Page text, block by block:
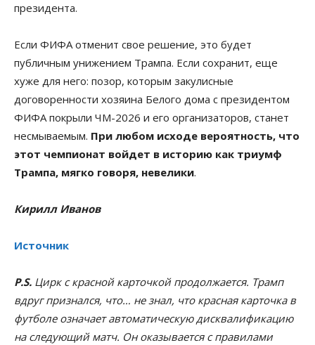
президента.
Если ФИФА отменит свое решение, это будет
публичным унижением Трампа. Если сохранит, еще
хуже для него: позор, которым закулисные
договоренности хозяина Белого дома с президентом
ФИФА покрыли ЧМ-2026 и его организаторов, станет
несмываемым. При любом исходе вероятность, что
этот чемпионат войдет в историю как триумф
Трампа, мягко говоря, невелики.
Кирилл Иванов
Источник
P.S. Цирк с красной карточкой продолжается. Трамп
вдруг признался, что… не знал, что красная карточка в
футболе означает автоматическую дисквалификацию
на следующий матч. Он оказывается с правилами